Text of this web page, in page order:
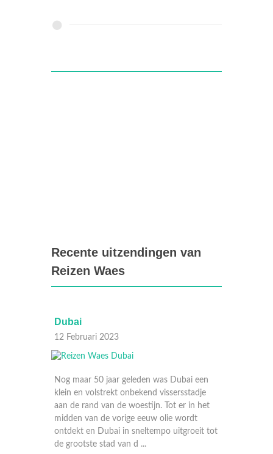
Recente uitzendingen van
Reizen Waes
São Paulo
05 Februari 2023